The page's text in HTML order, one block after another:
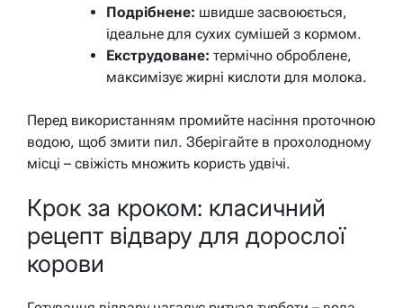
Подрібнене: швидше засвоюється,
ідеальне для сухих сумішей з кормом.
Екструдоване: термічно оброблене,
максимізує жирні кислоти для молока.
Перед використанням промийте насіння проточною
водою, щоб змити пил. Зберігайте в прохолодному
місці – свіжість множить користь удвічі.
Крок за кроком: класичний
рецепт відвару для дорослої
корови